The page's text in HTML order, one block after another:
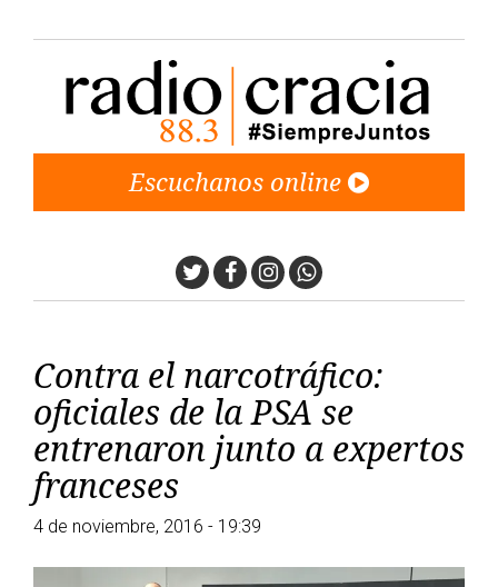
Escuchanos online
TwitterFacebook
Instagram
Whatsapp
Contra el narcotráfico:
oficiales de la PSA se
entrenaron junto a expertos
franceses
4 de noviembre, 2016 - 19:39